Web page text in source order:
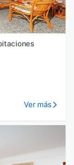
Ver más